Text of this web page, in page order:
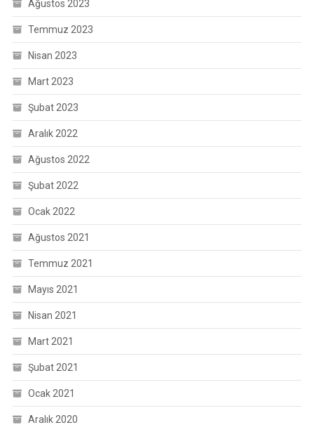
Ağustos 2023
Temmuz 2023
Nisan 2023
Mart 2023
Şubat 2023
Aralık 2022
Ağustos 2022
Şubat 2022
Ocak 2022
Ağustos 2021
Temmuz 2021
Mayıs 2021
Nisan 2021
Mart 2021
Şubat 2021
Ocak 2021
Aralık 2020